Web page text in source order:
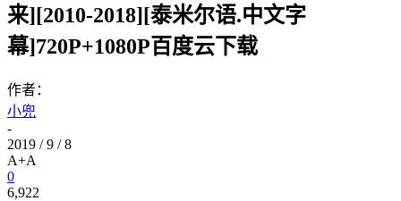
来][2010-2018][泰米尔语.中文字
幕]720P+1080P百度云下载
作者：
小兜
-
2019 / 9 / 8
A+A
0
6,922